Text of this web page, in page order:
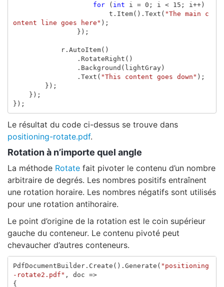
for
( int i = 0 ; i < 15 ; i ++)
t . Item(). Text ( "The main c
ontent line goes here" );
});
r. AutoItem()
. RotateRight ()
. Background ( lightGray)
. Text ( "This content goes down" );
});
});
});
Le résultat du code ci-dessus se trouve dans
positioning-rotate.pdf.
Rotation à n’importe quel angle
La méthode Rotate fait pivoter le contenu d’un nombre
arbitraire de degrés. Les nombres positifs entraînent
une rotation horaire. Les nombres négatifs sont utilisés
pour une rotation antihoraire.
Le point d’origine de la rotation est le coin supérieur
gauche du conteneur. Le contenu pivoté peut
chevaucher d’autres conteneurs.
PdfDocumentBuilder. Create (). Generate ( "positioning
-rotate2.pdf" , doc =>
{